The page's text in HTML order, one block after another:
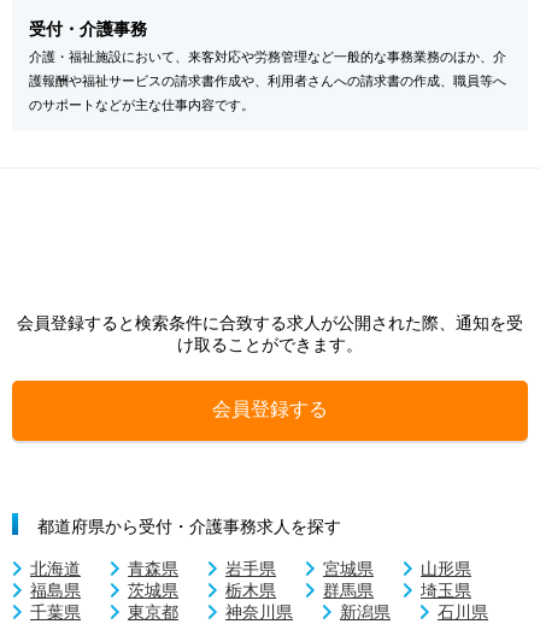
受付・介護事務
介護・福祉施設において、来客対応や労務管理など一般的な事務業務のほか、介
護報酬や福祉サービスの請求書作成や、利用者さんへの請求書の作成、職員等へ
のサポートなどが主な仕事内容です。
会員登録すると検索条件に合致する求人が公開された際、通知を受
け取ることができます。
会員登録する
都道府県から受付・介護事務求人を探す
北海道 青森県 岩手県 宮城県
山形県
福島県
茨城県 栃木県 群馬県
埼玉県
千葉県
東京都 神奈川県 新潟県
石川県